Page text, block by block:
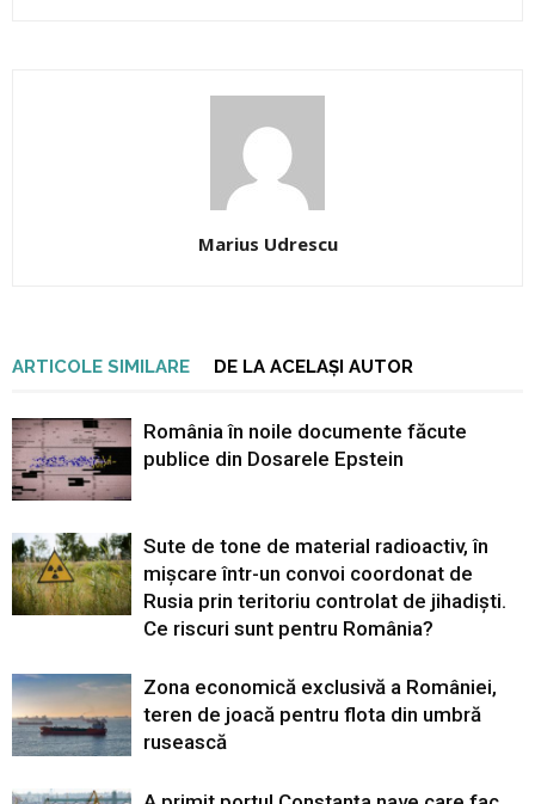
Marius Udrescu
ARTICOLE SIMILARE DE LA ACELAȘI AUTOR
România în noile documente făcute
publice din Dosarele Epstein
Sute de tone de material radioactiv, în
mișcare într-un convoi coordonat de
Rusia prin teritoriu controlat de jihadiști.
Ce riscuri sunt pentru România?
Zona economică exclusivă a României,
teren de joacă pentru flota din umbră
rusească